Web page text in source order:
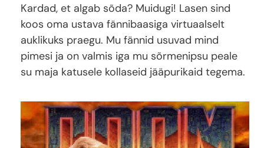
Kardad, et algab sõda? Muidugi! Lasen sind
koos oma ustava fännibaasiga virtuaalselt
auklikuks praegu. Mu fännid usuvad mind
pimesi ja on valmis iga mu sõrmenipsu peale
su maja katusele kollaseid jääpurikaid tegema.